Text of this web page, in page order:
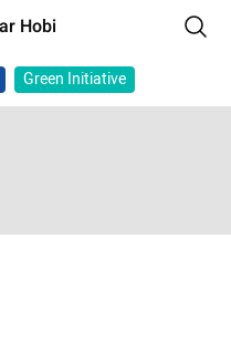
Hobi
Green Initiative